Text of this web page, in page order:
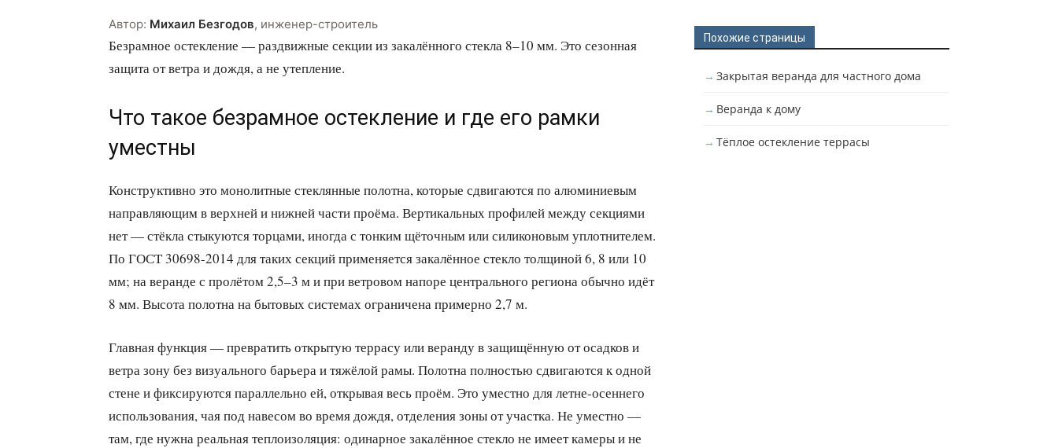
Автор: Михаил Безгодов, инженер-строитель
Безрамное остекление — раздвижные секции из закалённого стекла 8–10 мм. Это сезонная
защита от ветра и дождя, а не утепление.
Что такое безрамное остекление и где его рамки
уместны
Конструктивно это монолитные стеклянные полотна, которые сдвигаются по алюминиевым
направляющим в верхней и нижней части проёма. Вертикальных профилей между секциями
нет — стёкла стыкуются торцами, иногда с тонким щёточным или силиконовым уплотнителем.
По ГОСТ 30698-2014 для таких секций применяется закалённое стекло толщиной 6, 8 или 10
мм; на веранде с пролётом 2,5–3 м и при ветровом напоре центрального региона обычно идёт
8 мм. Высота полотна на бытовых системах ограничена примерно 2,7 м.
Главная функция — превратить открытую террасу или веранду в защищённую от осадков и
ветра зону без визуального барьера и тяжёлой рамы. Полотна полностью сдвигаются к одной
стене и фиксируются параллельно ей, открывая весь проём. Это уместно для летне-осеннего
использования, чая под навесом во время дождя, отделения зоны от участка. Не уместно —
там, где нужна реальная теплоизоляция: одинарное закалённое стекло не имеет камеры и не
Похожие страницы
Закрытая веранда для частного дома
Веранда к дому
Тёплое остекление террасы